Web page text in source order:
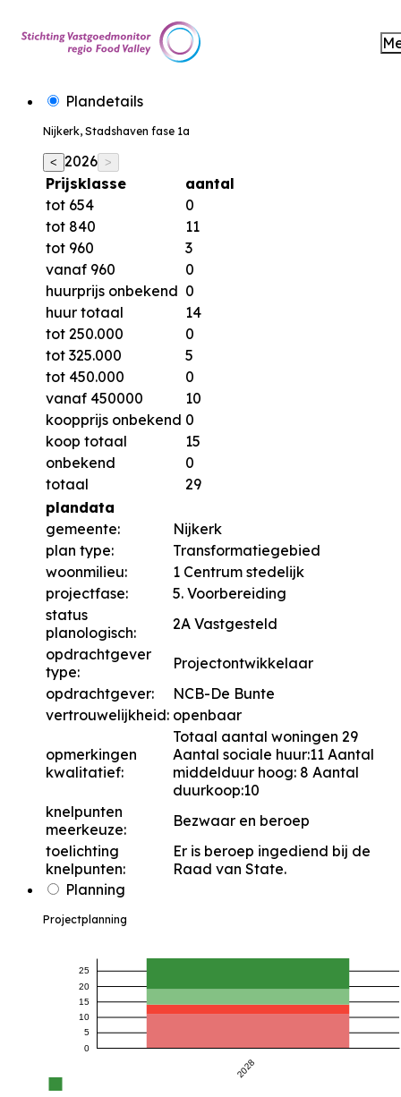
Plandetails
Nijkerk, Stadshaven fase 1a
< 2026 >
Prijsklasse
aantal
tot 654
0
tot 840
11
tot 960
3
vanaf 960
0
huurprijs onbekend 0
huur totaal
14
tot 250.000
0
tot 325.000
5
tot 450.000
0
vanaf 450000
10
koopprijs onbekend 0
koop totaal
15
onbekend
0
totaal
29
plandata
gemeente:
Nijkerk
plan type:
Transformatiegebied
woonmilieu:
1 Centrum stedelijk
projectfase:
5. Voorbereiding
status
planologisch:
2A Vastgesteld
opdrachtgever
type:
Projectontwikkelaar
opdrachtgever:
NCB-De Bunte
vertrouwelijkheid: openbaar
opmerkingen
kwalitatief:
Totaal aantal woningen 29
Aantal sociale huur:11 Aantal
middelduur hoog: 8 Aantal
duurkoop:10
knelpunten
meerkeuze:
Bezwaar en beroep
toelichting
knelpunten:
Er is beroep ingediend bij de
Raad van State.
Planning
Projectplanning
0
5
10
15
20
25
2028